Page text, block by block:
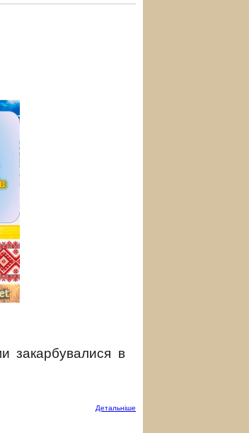
закарбувалися в
Детальнiше